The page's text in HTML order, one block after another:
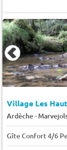
Village Les
Ardèche-
Gîte Confort 4/6